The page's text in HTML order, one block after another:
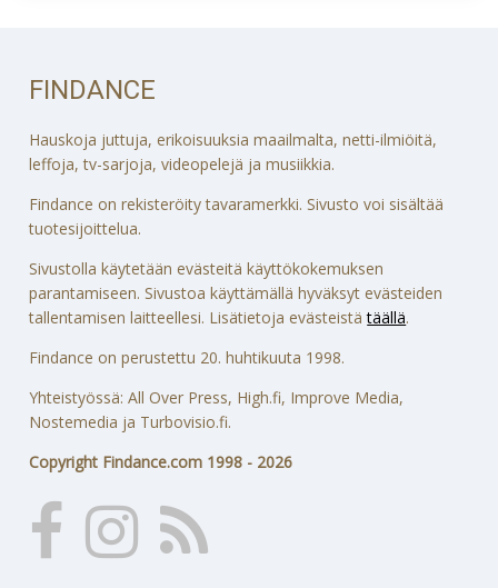
FINDANCE
Hauskoja juttuja, erikoisuuksia maailmalta, netti-ilmiöitä,
leffoja, tv-sarjoja, videopelejä ja musiikkia.
Findance on rekisteröity tavaramerkki. Sivusto voi sisältää
tuotesijoittelua.
Sivustolla käytetään evästeitä käyttökokemuksen
parantamiseen. Sivustoa käyttämällä hyväksyt evästeiden
tallentamisen laitteellesi. Lisätietoja evästeistätäällä.
Findance on perustettu 20. huhtikuuta 1998.
Yhteistyössä: All Over Press, High.fi, Improve Media,
Nostemedia ja Turbovisio.fi.
Copyright Findance.com 1998 - 2026